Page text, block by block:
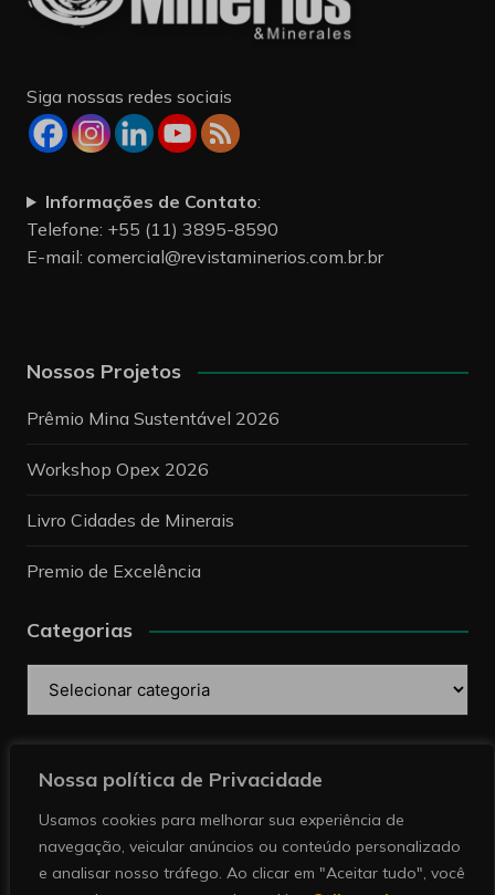
Nossa política de Privacidade
Usamos cookies para melhorar sua experiência de
navegação, veicular anúncios ou conteúdo personalizado
e analisar nosso tráfego. Ao clicar em "Aceitar tudo", você
Siga nossas redes sociais
Informações de Contato:
Telefone: +55 (11) 3895-8590
E-mail: comercial@revistaminerios.com.br.br
Nossos Projetos
Prêmio Mina Sustentável 2026
Workshop Opex 2026
Livro Cidades de Minerais
Premio de Excelência
Categorias